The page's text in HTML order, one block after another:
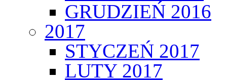
GRUDZIEŃ 2016
2017
STYCZEŃ 2017
LUTY 2017